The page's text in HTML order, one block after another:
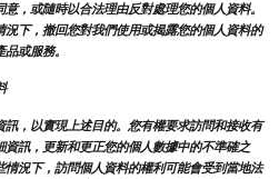
，或隨時以合法理由反對處理您的個人資料。
下，撤回您對我們使用或揭露您的個人資料的
或服務。
，以實現上述目的。您有權要求訪問和接收有
訊，更新和更正您的個人數據中的不準確之
況下，訪問個人資料的權利可能會受到當地法